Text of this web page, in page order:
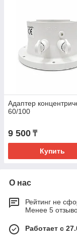
Адаптер
60/100
9 500 ₸
Купить
О нас
Рейтинг не
Менее 5
Работает с